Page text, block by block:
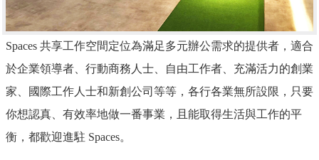
Spaces 共享工作空間定位為滿足多元辦公需求的提供者，適合
於企業領導者、行動商務人士、自由工作者、充滿活力的創業
家、國際工作人士和新創公司等等，各行各業無所設限，只要
你想認真、有效率地做一番事業，且能取得生活與工作的平
衡，都歡迎進駐 Spaces。